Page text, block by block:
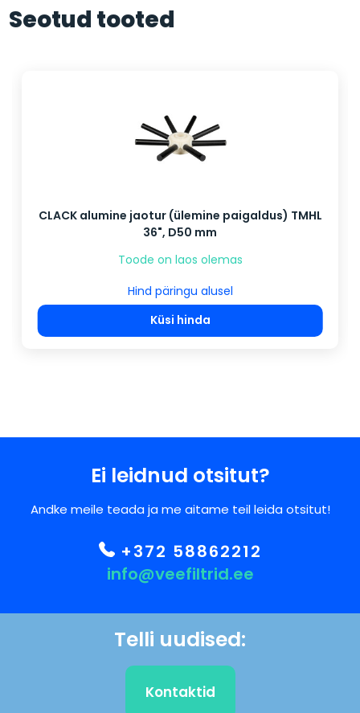
Seotud tooted
CLACK alumine jaotur (ülemine paigaldus) TMHL
36", D50 mm
Toode on laos olemas
Hind päringu alusel
Küsi hinda
Ei leidnud otsitut?
Andke meile teada ja me aitame teil leida otsitut!
+372 58862212
info@veefiltrid.ee
Telli uudised:
Kontaktid